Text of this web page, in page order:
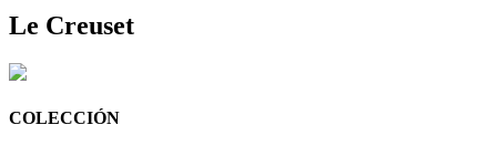
Le Creuset
COLECCIÓN